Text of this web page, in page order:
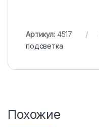
Артикул: 4517
подсветка
Похожие